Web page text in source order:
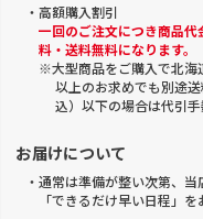
・高額購入割引
一回のご注文につき商品
料・送料無料になります。
※大型商品をご購入で北海
以上のお求めでも別途
込）以下の場合は代引手
お届けについて
・通常は準備が整い次第、
「できるだけ早い日程」